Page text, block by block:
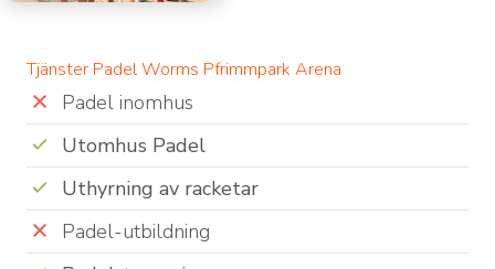
Tjänster Padel Worms Pfrimmpark Arena
Padel inomhus
Utomhus Padel
Uthyrning av racketar
Padel-utbildning